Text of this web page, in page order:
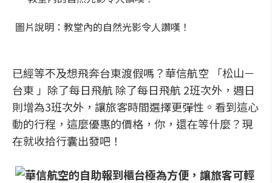
圖片說明：教堂內的自然光影令人讚嘆！
已經等不及想飛奔台東渡假嗎？華信航空 「松山－
台東 」除了每日飛航 除了每日飛航 2班次外，週日
則增為3班次外，讓旅客時間選擇更彈性。看到這心
動的行程，這麼優惠的價格，你，還在等什麼？現
在就收拾行囊出發吧！